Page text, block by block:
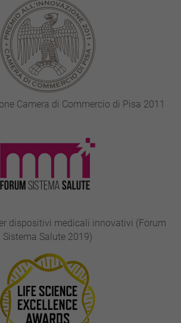
Camera di Commercio di Pisa 2011
dispositivi medicali innovativi (Forum
Sistema Salute 2019)